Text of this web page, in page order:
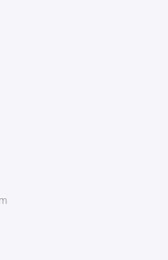
100Mbps)